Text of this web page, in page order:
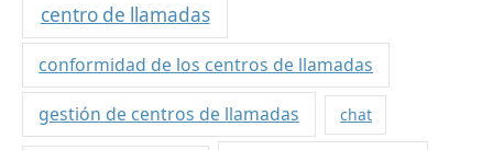
centro de llamadas
conformidad de los centros de llamadas
gestión de centros de llamadas chat